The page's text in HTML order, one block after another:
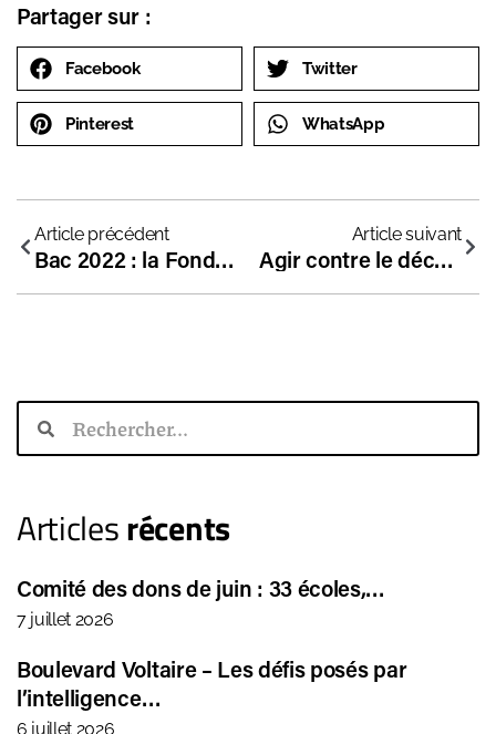
Partager sur :
Facebook Twitter
Pinterest WhatsApp
Article précédent
Bac 2022 : la Fondation dans Le Figaro
Article suivant
Agir contre le décrochage scolaire
Articlesrécents
Comité des dons de juin : 33 écoles,…
7 juillet 2026
Boulevard Voltaire – Les défis posés par
l’intelligence…
6 juillet 2026